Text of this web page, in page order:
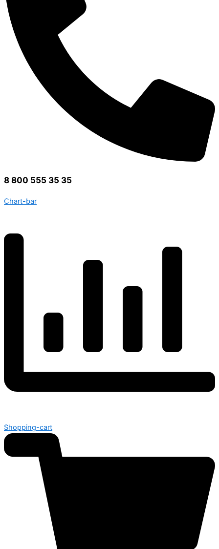
8 800 555 35 35
Chart-bar
Shopping-cart